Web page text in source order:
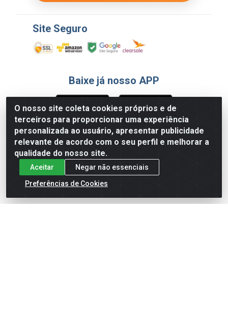
O nosso site coleta cookies próprios e de
terceiros para proporcionar uma experiência
personalizada ao usuário, apresentar publicidade
relevante de acordo com o seu perfil e melhorar a
qualidade do nosso site.
Aceitar
Negar não essenciais
Preferências de Cookies
Site Seguro
Baixe já nosso APP
Formas de Pagamento